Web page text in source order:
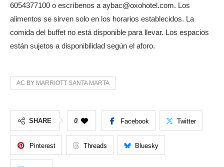
6054377100 o escríbenos a aybac@oxohotel.com. Los
alimentos se sirven solo en los horarios establecidos. La
comida del buffet no está disponible para llevar. Los espacios
están sujetos a disponibilidad según el aforo.
AC BY MARRIOTT SANTA MARTA
SHARE 0 Facebook Twitter
Pinterest Threads Bluesky